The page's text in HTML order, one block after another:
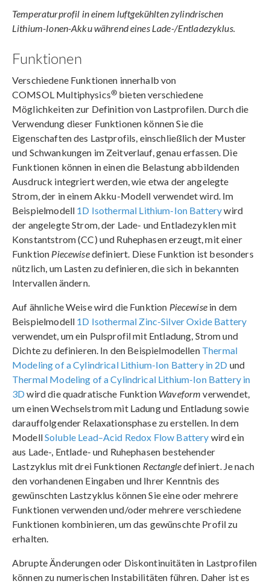
Temperaturprofil in einem luftgekühlten zylindrischen
Lithium-Ionen-Akku während eines Lade-/Entladezyklus.
Funktionen
Verschiedene Funktionen innerhalb von
COMSOL Multiphysics® bieten verschiedene
Möglichkeiten zur Definition von Lastprofilen. Durch die
Verwendung dieser Funktionen können Sie die
Eigenschaften des Lastprofils, einschließlich der Muster
und Schwankungen im Zeitverlauf, genau erfassen. Die
Funktionen können in einen die Belastung abbildenden
Ausdruck integriert werden, wie etwa der angelegte
Strom, der in einem Akku-Modell verwendet wird. Im
Beispielmodell 1D Isothermal Lithium-Ion Batterywird
der angelegte Strom, der Lade- und Entladezyklen mit
Konstantstrom (CC) und Ruhephasen erzeugt, mit einer
Funktion Piecewisedefiniert. Diese Funktion ist besonders
nützlich, um Lasten zu definieren, die sich in bekannten
Intervallen ändern.
Auf ähnliche Weise wird die Funktion Piecewisein dem
Beispielmodell 1D Isothermal Zinc-Silver Oxide Battery
verwendet, um ein Pulsprofil mit Entladung, Strom und
Dichte zu definieren. In den Beispielmodellen Thermal
Modeling of a Cylindrical Lithium-Ion Battery in 2D und
Thermal Modeling of a Cylindrical Lithium-Ion Battery in
3Dwird die quadratische Funktion Waveform verwendet,
um einen Wechselstrom mit Ladung und Entladung sowie
darauffolgender Relaxationsphase zu erstellen. In dem
ModellSoluble Lead–Acid Redox Flow Battery wird ein
aus Lade-, Entlade- und Ruhephasen bestehender
Lastzyklus mit drei Funktionen Rectangledefiniert. Je nach
den vorhandenen Eingaben und Ihrer Kenntnis des
gewünschten Lastzyklus können Sie eine oder mehrere
Funktionen verwenden und/oder mehrere verschiedene
Funktionen kombinieren, um das gewünschte Profil zu
erhalten.
Abrupte Änderungen oder Diskontinuitäten in Lastprofilen
können zu numerischen Instabilitäten führen. Daher ist es